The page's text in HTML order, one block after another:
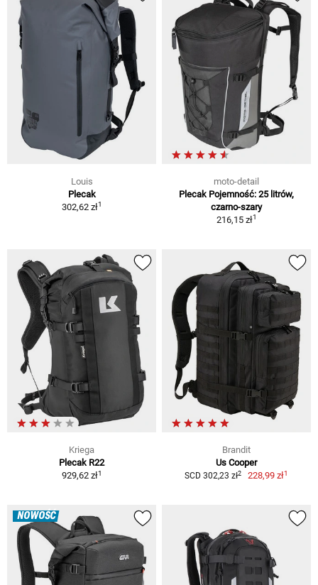
Louis
Plecak
302,62 zł1
moto-detail
Plecak Pojemność: 25 litrów,
czarno-szary
216,15 zł1
Kriega
Plecak R22
929,62 zł1
Brandit
Us Cooper
SCD 302,23 zł2 228,99 zł1
NOWOŚĆ